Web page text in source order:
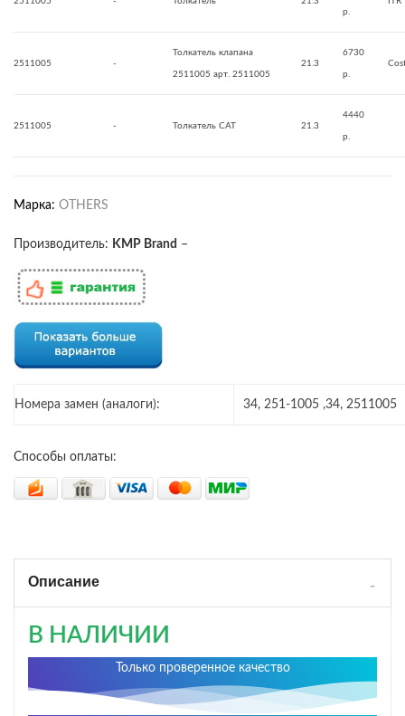
р.
2511005 -
Толкатель клапана
2511005 арт. 2511005
21.3
6730
р.
2511005 - Толкатель CAT 21.3
4440
р.
Марка: OTHERS
Производитель: KMP Brand –
Номера замен (аналоги): 34, 251-1005 ,34, 2511005
Способы оплаты:
Описание
В НАЛИЧИИ
Только проверенное качество